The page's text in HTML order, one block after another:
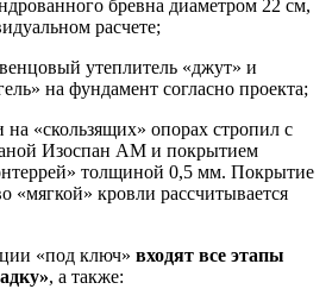
бревна диаметром 22 см,
расчете;
утеплитель «джут» и
на фундамент согласно проекта;
«скользящих» опорах стропил с
Изоспан АМ и покрытием
толщиной 0,5 мм. Покрытие
«мягкой» кровли рассчитывается
«под ключ» входят все этапы
, а также: